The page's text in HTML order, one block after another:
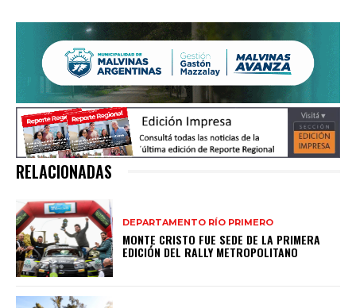
RELACIONADAS
DEPARTAMENTO RÍO PRIMERO
MONTE CRISTO FUE SEDE DE LA PRIMERA
EDICIÓN DEL RALLY METROPOLITANO